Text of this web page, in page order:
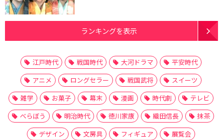
ランキングを表示
江戸時代 戦国時代 大河ドラマ
平安時代
アニメ
ロングセラー 戦国武将
スイーツ
雑学
お菓子 幕末 漫画 時代劇
テレビ
べらぼう
明治時代 徳川家康 織田信長
抹茶
デザイン
文房具 フィギュア
展覧会